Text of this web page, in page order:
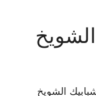
الشويخ